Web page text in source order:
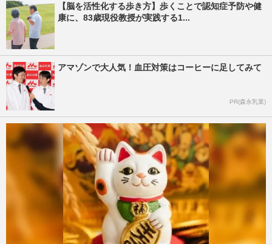
【脳を活性化する歩き方】歩くことで認知症予防や健
康に、83歳現役教授が実践する1...
アマゾンで大人気！血圧対策はコーヒーに足してみて
PR(森永乳業)